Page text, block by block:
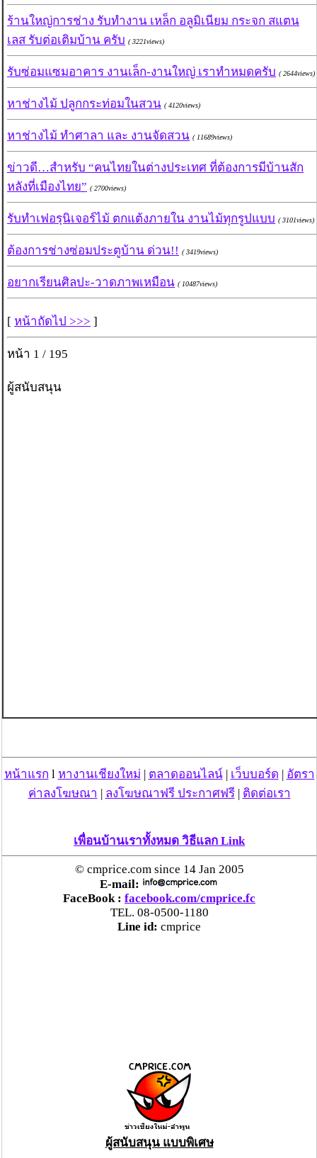
ร้านใหญ่การช่าง รับทำงาน เหล็ก อลูมิเนียม กระจก สแตน
เลส รับต่อเติมบ้าน ครับ ( 3221views)
รับซ่อมแซมอาคาร งานเล็ก-งานใหญ่ เราทำหมดครับ ( 2644views)
หาช่างไม้ ปลูกกระท่อมในสวน ( 4120views)
หาช่างไม้ ทำศาลา และ งานจัดสวน ( 11689views)
ข่าวดี…สำหรับ “คนไทยในต่างประเทศ ที่ต้องการมีบ้านสัก
หลังที่เมืองไทย” ( 2700views)
รับทำเฟอรฺนิเจอร์ไม้ ตกแต้งภายใน งานไม้ทุกรูปแบบ ( 3101views)
ต้องการช่างซ่อมประตูบ้าน ด่วน!! ( 3419views)
อยากเรียนศิลปะ-วาดภาพเหมือน ( 10487views)
[ หน้าถัดไป >>> ]
หน้า 1 / 195
ผู้สนับสนุน
หน้าแรก l หางานเชียงใหม่ | ตลาดออนไลน์| เว็บบอร์ด | อัตรา
ค่าลงโฆษณา | ลงโฆษณาฟรี ประกาศฟรี| ติดต่อเรา
เพื่อนบ้านเราทั้งหมด วิธีแลก Link
© cmprice.com since 14 Jan 2005
E-mail:
FaceBook : facebook.com/cmprice.fc
TEL. 08-0500-1180
Line id: cmprice
ผู้สนับสนุน แบบพิเศษ